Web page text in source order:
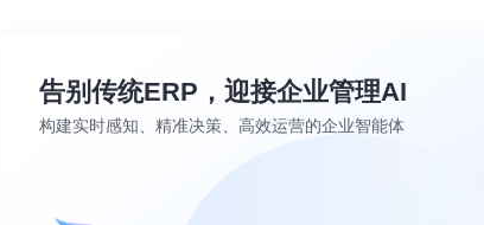
告别传统ERP，迎接企业管理AI
构建实时感知、精准决策、高效运营的企业智能体